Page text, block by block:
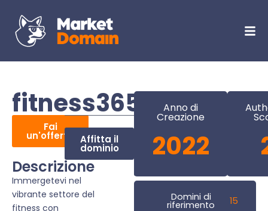
fitness365.it
Fai
un'offerta Affitta il
dominio
Descrizione
Immergetevi nel
vibrante settore del
fitness con
Anno di
Creazione
2022
Domini di
riferimento
15